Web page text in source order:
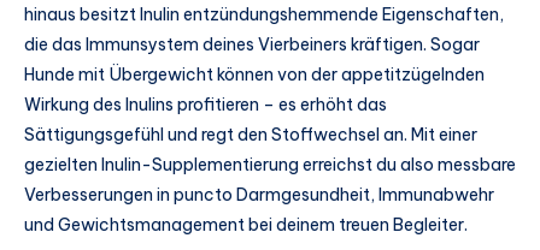
hinaus besitzt Inulin entzündungshemmende Eigenschaften,
die das Immunsystem deines Vierbeiners kräftigen. Sogar
Hunde mit Übergewicht können von der appetitzügelnden
Wirkung des Inulins profitieren – es erhöht das
Sättigungsgefühl und regt den Stoffwechsel an. Mit einer
gezielten Inulin-Supplementierung erreichst du also messbare
Verbesserungen in puncto Darmgesundheit, Immunabwehr
und Gewichtsmanagement bei deinem treuen Begleiter.